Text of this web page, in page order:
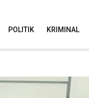
POLITIK KRIMINAL